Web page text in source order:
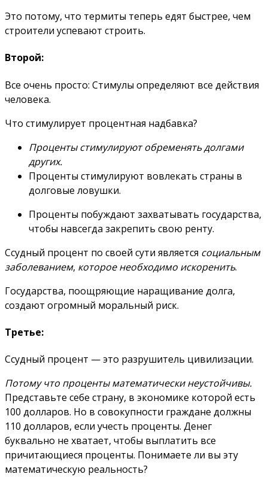
Это потому, что термиты теперь едят быстрее, чем
строители успевают строить.
Второй:
Все очень просто: Стимулы определяют все действия
человека.
Что стимулирует процентная надбавка?
Проценты стимулируют обременять долгами
других.
Проценты стимулируют вовлекать страны в
долговые ловушки.
Проценты побуждают захватывать государства,
чтобы навсегда закрепить свою ренту.
Ссудный процент по своей сути является социальным
заболеванием, которое необходимо искоренить.
Государства, поощряющие наращивание долга,
создают огромный моральный риск.
Третье:
Ссудный процент — это разрушитель цивилизации.
Потому что проценты математически неустойчивы.
Представьте себе страну, в экономике которой есть
100 долларов. Но в совокупности граждане должны
110 долларов, если учесть проценты. Денег
буквально не хватает, чтобы выплатить все
причитающиеся проценты. Понимаете ли вы эту
математическую реальность?